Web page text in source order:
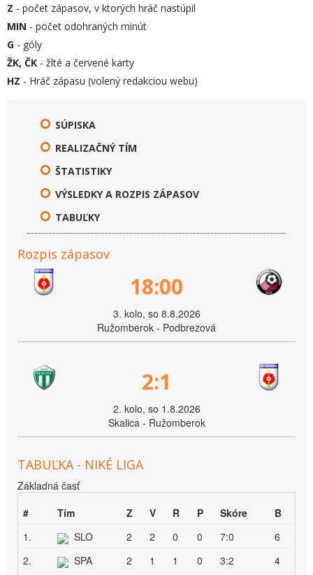
Z - počet zápasov, v ktorých hráč nastúpil
MIN - počet odohraných minút
G - góly
ŽK, ČK - žlté a červené karty
HZ - Hráč zápasu (volený redakciou webu)
SÚPISKA
REALIZAČNÝ TÍM
ŠTATISTIKY
VÝSLEDKY A ROZPIS ZÁPASOV
TABUĽKY
Rozpis zápasov
18:00
3. kolo, so 8.8.2026
Ružomberok - Podbrezová
2:1
2. kolo, so 1.8.2026
Skalica - Ružomberok
TABUĽKA - NIKÉ LIGA
Základná časť
#
Tím Z V R P Skóre
B
1.
SLO 2 2 0 0 7:0
6
2.
SPA 2 1 1 0 3:2
4